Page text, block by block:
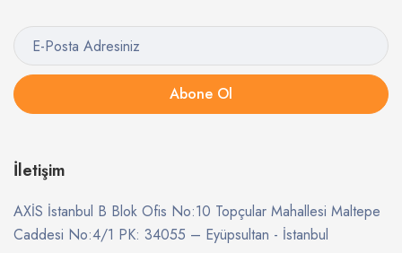
Abone Ol
İletişim
AXİS İstanbul B Blok Ofis No:10 Topçular Mahallesi Maltepe
Caddesi No:4/1 PK: 34055 – Eyüpsultan - İstanbul